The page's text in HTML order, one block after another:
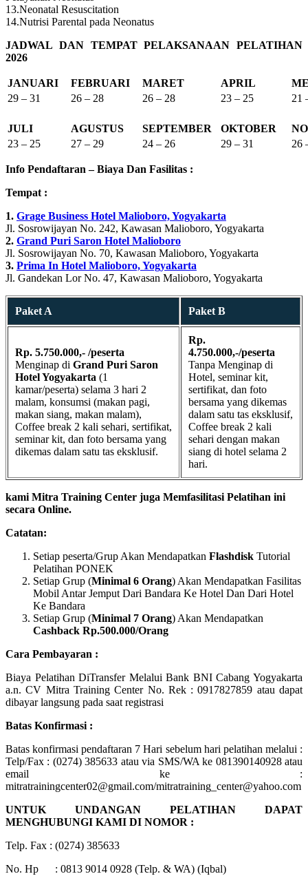
13.Neonatal Resuscitation
14.Nutrisi Parental pada Neonatus
JADWAL DAN TEMPAT PELAKSANAAN PELATIHAN
2026
JANUARI FEBRUARI MARET APRIL
29 – 31
26 – 28 26 – 28 23 – 25 21
JULI AGUSTUS SEPTEMBER OKTOBER
23 – 25
27 – 29 24 – 26 29 – 31 26
Info Pendaftaran – Biaya Dan Fasilitas :
Tempat :
1. Grage Business Hotel Malioboro, Yogyakarta
Jl. Sosrowijayan No. 242, Kawasan Malioboro, Yogyakarta
2. Grand Puri Saron Hotel Malioboro
Jl. Sosrowijayan No. 70, Kawasan Malioboro, Yogyakarta
3. Prima In Hotel Malioboro, Yogyakarta
Jl. Gandekan Lor No. 47, Kawasan Malioboro, Yogyakarta
Paket A Paket B
Rp. 5.750.000,- /peserta
Menginap di Grand Puri Saron
Hotel Yogyakarta (1
kamar/peserta) selama 3 hari 2
malam, konsumsi (makan pagi,
makan siang, makan malam),
Coffee break 2 kali sehari, sertifikat,
seminar kit, dan foto bersama yang
dikemas dalam satu tas eksklusif.
Rp.
4.750.000,-/peserta
Tanpa Menginap di
Hotel, seminar kit,
sertifikat, dan foto
bersama yang dikemas
dalam satu tas eksklusif,
Coffee break 2 kali
sehari dengan makan
siang di hotel selama 2
hari.
kami Mitra Training Center juga Memfasilitasi Pelatihan ini
secara Online.
Catatan:
Setiap peserta/Grup Akan Mendapatkan Flashdisk Tutorial
Pelatihan PONEK
Setiap Grup (Minimal 6 Orang) Akan Mendapatkan Fasilitas
Mobil Antar Jemput Dari Bandara Ke Hotel Dan Dari Hotel
Ke Bandara
Setiap Grup (Minimal 7 Orang) Akan Mendapatkan
Cashback Rp.500.000/Orang
Cara Pembayaran :
Biaya Pelatihan DiTransfer Melalui Bank BNI Cabang Yogyakarta
a.n. CV Mitra Training Center No. Rek : 0917827859 atau dapat
dibayar langsung pada saat registrasi
Batas Konfirmasi :
Batas konfirmasi pendaftaran 7 Hari sebelum hari pelatihan melalui :
Telp/Fax : (0274) 385633 atau via SMS/WA ke 081390140928 atau
email ke :
mitratrainingcenter02@gmail.com/mitratraining_center@yahoo.com
UNTUK UNDANGAN PELATIHAN DAPAT
MENGHUBUNGI KAMI DI NOMOR :
Telp. Fax : (0274) 385633
No. Hp : 0813 9014 0928 (Telp. & WA) (Iqbal)